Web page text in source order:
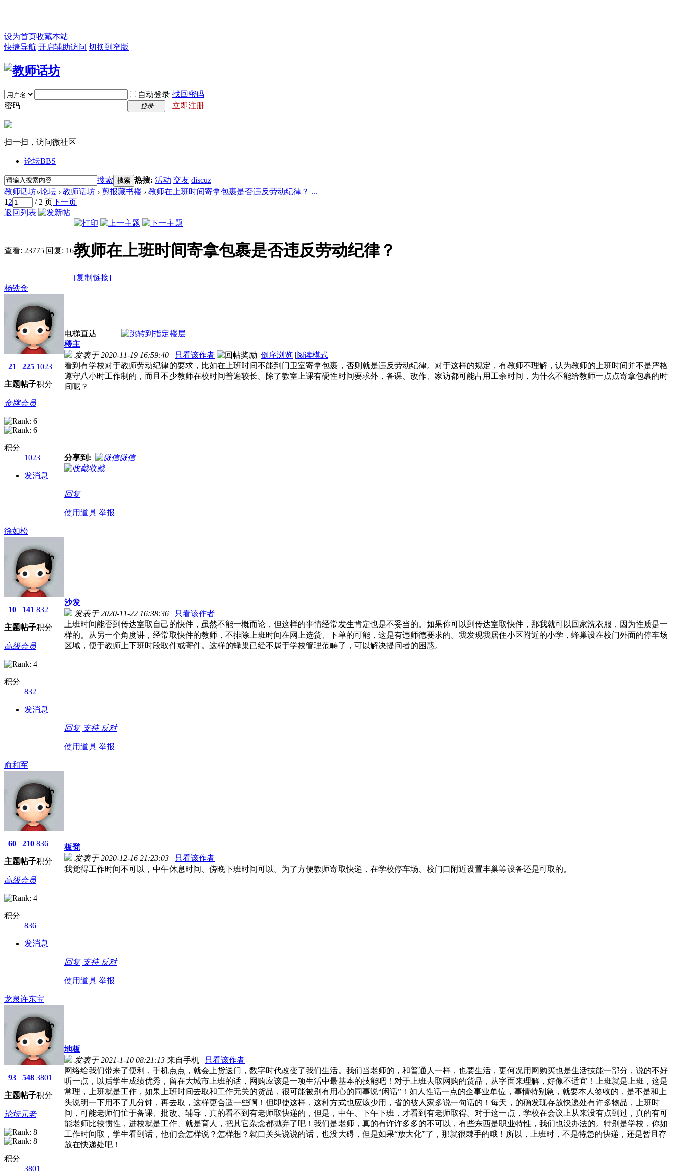
设为首页收藏本站
快捷导航 开启辅助访问 切换到窄版
自动登录 找回密码
密码
登录 立即注册
扫一扫，访问微社区
论坛BBS
搜索 搜索 热搜: 活动 交友 discuz
教师话坊»论坛 › 教师话坊 › 剪报藏书楼 › 教师在上班时间寄拿包裹是否违反劳动纪律？ ...
12 / 2 页下一页
返回列表
查看: 23775|回复: 16教师在上班时间寄拿包裹是否违反劳动纪律？
[复制链接]
杨铁金
21
主题
225
帖子
1023
积分
金牌会员
积分
1023
发消息
电梯直达
楼主
发表于 2020-11-19 16:59:40 | 只看该作者 |倒序浏览 |阅读模式
看到有学校对于教师劳动纪律的要求，比如在上班时间不能到门卫室寄拿包裹，否则就是违反劳动纪律。对于这样的规定，有教师不理解，认为教师的上班时间并不是严格
遵守八小时工作制的，而且不少教师在校时间普遍较长。除了教室上课有硬性时间要求外，备课、改作、家访都可能占用工余时间，为什么不能给教师一点点寄拿包裹的时
间呢？
分享到:
微信
收藏
回复
使用道具 举报
徐如松
10
主题
141
帖子
832
积分
高级会员
积分
832
发消息
沙发
发表于 2020-11-22 16:38:36 | 只看该作者
上班时间能否到传达室取自己的快件，虽然不能一概而论，但这样的事情经常发生肯定也是不妥当的。如果你可以到传达室取快件，那我就可以回家洗衣服，因为性质是一
样的。从另一个角度讲，经常取快件的教师，不排除上班时间在网上选货、下单的可能，这是有违师德要求的。我发现我居住小区附近的小学，蜂巢设在校门外面的停车场
区域，便于教师上下班时段取件或寄件。这样的蜂巢已经不属于学校管理范畴了，可以解决提问者的困惑。
回复 支持 反对
使用道具 举报
俞和军
60
主题
210
帖子
836
积分
高级会员
积分
836
发消息
板凳
发表于 2020-12-16 21:23:03 | 只看该作者
我觉得工作时间不可以，中午休息时间、傍晚下班时间可以。为了方便教师寄取快递，在学校停车场、校门口附近设置丰巢等设备还是可取的。
回复 支持 反对
使用道具 举报
龙泉许东宝
93
主题
548
帖子
3801
积分
论坛元老
积分
3801
地板
发表于 2021-1-10 08:21:13 来自手机 | 只看该作者
网络给我们带来了便利，手机点点，就会上货送门，数字时代改变了我们生活。我们当老师的，和普通人一样，也要生活，更何况用网购买也是生活技能一部分，说的不好
听一点，以后学生成绩优秀，留在大城市上班的话，网购应该是一项生活中最基本的技能吧！对于上班去取网购的货品，从字面来理解，好像不适宜！上班就是上班，这是
常理，上班就是工作，如果上班时间去取和工作无关的货品，很可能被别有用心的同事说“闲话”！如人性话一点的企事业单位，事情特别急，就要本人签收的，是不是和上
头说明一下用不了几分钟，再去取，这样更合适一些啊！但即使这样，这种方式也应该少用，省的被人家多说一句话的！每天，的确发现存放快递处有许多物品，上班时
间，可能老师们忙于备课、批改、辅导，真的看不到有老师取快递的，但是，中午、下午下班，才看到有老师取得。对于这一点，学校在会议上从来没有点到过，真的有可
能老师比较惯性，进校就是工作、就是育人，把其它杂念都抛弃了吧！我们是老师，真的有许许多多的不可以，有些东西是职业特性，我们也没办法的。特别是学校，你如
工作时间取，学生看到话，他们会怎样说？怎样想？就口关头说说的话，也没大碍，但是如果“放大化”了，那就很棘手的哦！所以，上班时，不是特急的快递，还是暂且存
放在快递处吧！